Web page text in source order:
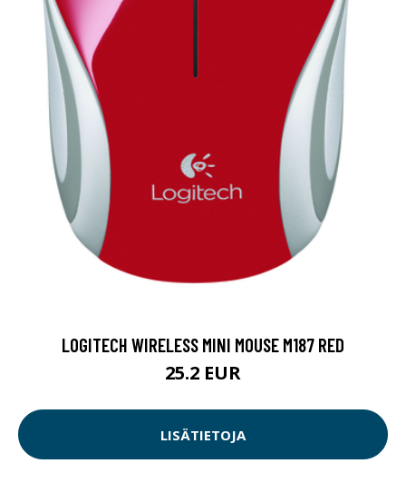
LOGITECH WIRELESS MINI MOUSE M187 RED
25.2 EUR
LISÄTIETOJA